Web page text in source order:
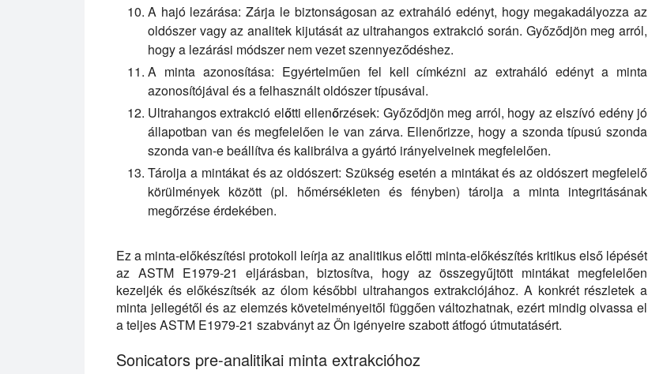
A hajó lezárása: Zárja le biztonságosan az extraháló edényt, hogy megakadályozza az
oldószer vagy az analitek kijutását az ultrahangos extrakció során. Győződjön meg arról,
hogy a lezárási módszer nem vezet szennyeződéshez.
A minta azonosítása: Egyértelműen fel kell címkézni az extraháló edényt a minta
azonosítójával és a felhasznált oldószer típusával.
Ultrahangos extrakció előtti ellenőrzések: Győződjön meg arról, hogy az elszívó edény jó
állapotban van és megfelelően le van zárva. Ellenőrizze, hogy a szonda típusú szonda
szonda van-e beállítva és kalibrálva a gyártó irányelveinek megfelelően.
Tárolja a mintákat és az oldószert: Szükség esetén a mintákat és az oldószert megfelelő
körülmények között (pl. hőmérsékleten és fényben) tárolja a minta integritásának
megőrzése érdekében.
Ez a minta-előkészítési protokoll leírja az analitikus előtti minta-előkészítés kritikus első lépését
az ASTM E1979-21 eljárásban, biztosítva, hogy az összegyűjtött mintákat megfelelően
kezeljék és előkészítsék az ólom későbbi ultrahangos extrakciójához. A konkrét részletek a
minta jellegétől és az elemzés követelményeitől függően változhatnak, ezért mindig olvassa el
a teljes ASTM E1979-21 szabványt az Ön igényeire szabott átfogó útmutatásért.
Sonicators pre-analitikai minta extrakcióhoz